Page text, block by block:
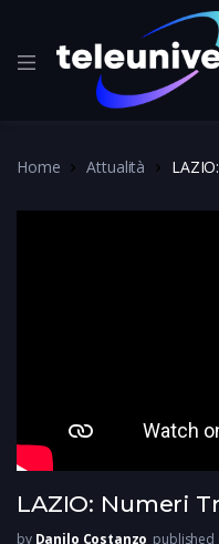
Home Attualità
LAZIO: Numeri
by Danilo Costanzo published